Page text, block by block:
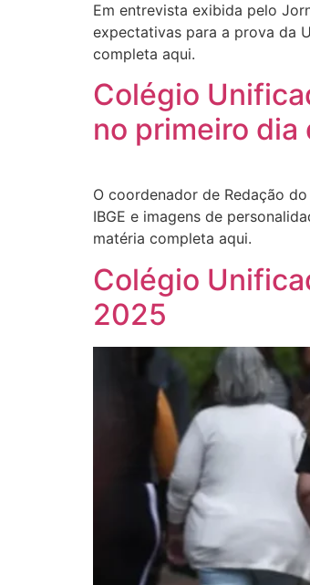
Em entrevista exibida pelo
expectativas para a prova da
completa aqui.
Colégio
no primeiro dia
O coordenador de Redação
IBGE e imagens de
matéria completa aqui.
Colégio
2025